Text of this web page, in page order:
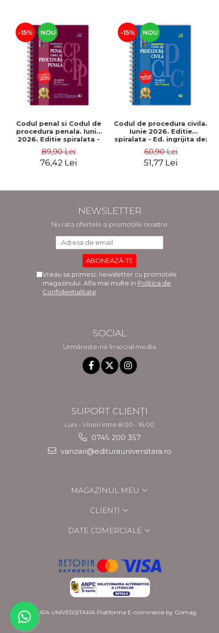
-15% NOU
Codul penal si Codul de
procedura penala. Iunie
2026. Editie spiralata -
dr. Dan Lupascu
89,90 Lei
76,42 Lei
-15% NOU
Codul de procedura civila.
Iunie 2026. Editie
spiralata - Ed. ingrijita de:
Lupascu
60,90 Lei
51,77 Lei
NEWSLETTER
Nu rata ofertele și promoțiile noastre
Vreau sa primesc newsletter cu promotiile
magazinului. Afla mai multe in Politica de
Confidentialitate
SOCIAL
Urmărește-ne în social media
SUPORT CLIENȚI
Luni - Vineri intre 8.00 - 16.00
0745 200 357
vanzari@editurauniversitara.ro
MAGAZINUL MEU
CLIENȚI
DATE COMERCIALE
EDITURA UNIVERSITARA Platforma E-commerce by Gomag